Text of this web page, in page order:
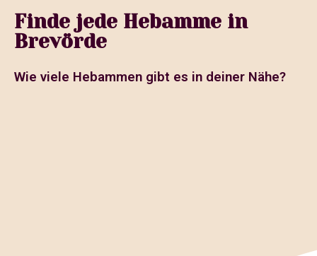
Finde jede Hebamme in
Brevörde
Wie viele Hebammen gibt es in deiner Nähe?